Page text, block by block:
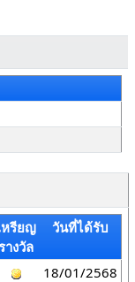
หรียญ
างวัล
วันที่ได้รับ
18/01/2568